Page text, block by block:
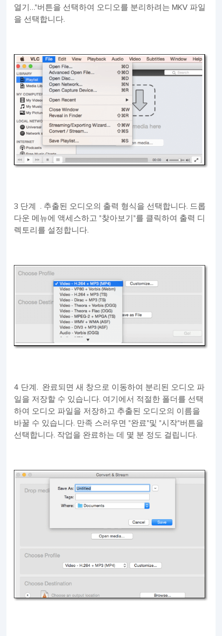
열기…"버튼을 선택하여 오디오를 분리하려는 MKV 파일
을 선택합니다.
3 단계 . 추출된 오디오의 출력 형식을 선택합니다. 드롭
다운 메뉴에 액세스하고 "찾아보기"를 클릭하여 출력 디
렉토리를 설정합니다.
4 단계. 완료되면 새 창으로 이동하여 분리된 오디오 파
일을 저장할 수 있습니다. 여기에서 적절한 폴더를 선택
하여 오디오 파일을 저장하고 추출된 오디오의 이름을
바꿀 수 있습니다. 만족 스러우면 "완료"및 "시작"버튼을
선택합니다. 작업을 완료하는 데 몇 분 정도 걸립니다.